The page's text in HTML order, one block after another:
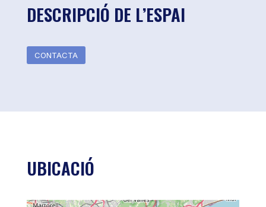
DESCRIPCIÓ DE L’ESPAI
CONTACTA
UBICACIÓ